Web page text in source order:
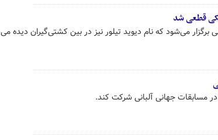
قطعی شد
برگزار می‌شود که نام دیوید تیلور نیز در بین کشتی‌گیران دیده
مسابقات جهانی آلبانی شرکت کند.